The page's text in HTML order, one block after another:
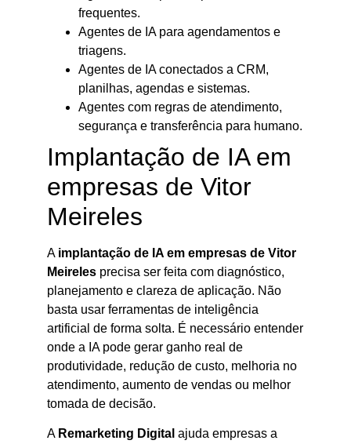
frequentes.
Agentes de IA para agendamentos e
triagens.
Agentes de IA conectados a CRM,
planilhas, agendas e sistemas.
Agentes com regras de atendimento,
segurança e transferência para humano.
Implantação de IA em
empresas de Vitor
Meireles
A implantação de IA em empresas de Vitor
Meireles precisa ser feita com diagnóstico,
planejamento e clareza de aplicação. Não
basta usar ferramentas de inteligência
artificial de forma solta. É necessário entender
onde a IA pode gerar ganho real de
produtividade, redução de custo, melhoria no
atendimento, aumento de vendas ou melhor
tomada de decisão.
A Remarketing Digital ajuda empresas a